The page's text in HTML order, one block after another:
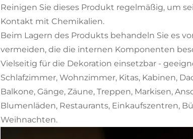
Reinigen Sie dieses Produkt regelmäßig, um
Kontakt mit Chemikalien.
Beim Lagern des Produkts behandeln Sie es
vermeiden, die die internen Komponenten
Vielseitig für die Dekoration einsetzbar -
Schlafzimmer, Wohnzimmer, Kitas, Kabinen,
Balkone, Gänge, Zäune, Treppen, Markisen,
Blumenläden, Restaurants, Einkaufszentren,
Weihnachten.